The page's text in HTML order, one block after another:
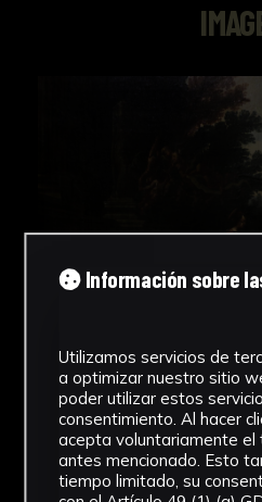
Información sobre
Utilizamos servicios de
a optimizar nuestro sitio
poder utilizar estos
consentimiento. Al hacer
acepta voluntariamente
antes mencionado. Esto
tiempo limitado, su